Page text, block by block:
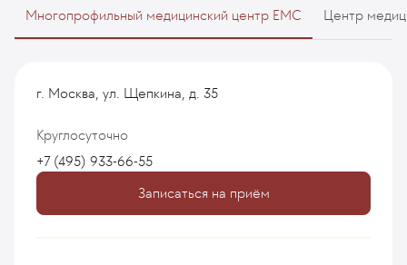
Многопрофильный медицинский центр EMC Центр
г. Москва, ул. Щепкина, д. 35
Круглосуточно
+7 (495) 933-66-55
Записаться на приём